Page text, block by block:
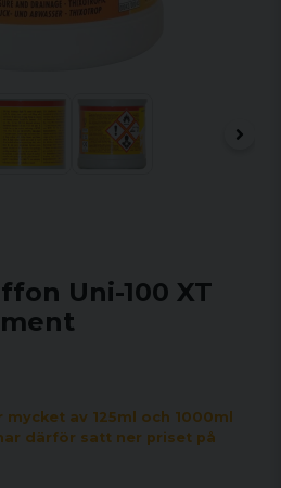
Uni-100 XT
av 125ml och 1000ml
därför satt ner priset på